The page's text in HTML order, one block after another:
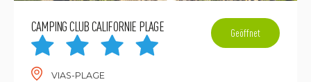
CAMPING CLUB CALIFORNIE PLAGE
VIAS-PLAGE
Geöffnet